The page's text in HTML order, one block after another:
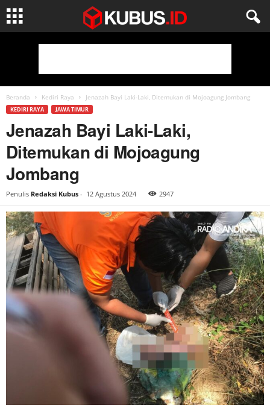
Beranda Kediri Raya Jenazah Bayi Laki-Laki, Ditemukan di Mojoagung Jombang
KEDIRI RAYA JAWA TIMUR
Jenazah Bayi Laki-Laki,
Ditemukan di Mojoagung
Jombang
Penulis Redaksi Kubus - 12 Agustus 2024 2947